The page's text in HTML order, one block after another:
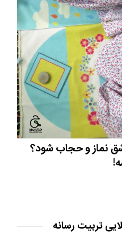
نماز و حجاب شود؟
تربیت رسانه